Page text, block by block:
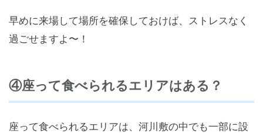
早めに来場して場所を確保しておけば、ストレスなく
過ごせますよ〜！
④座って食べられるエリアはある？
座って食べられるエリアは、河川敷の中でも一部に設